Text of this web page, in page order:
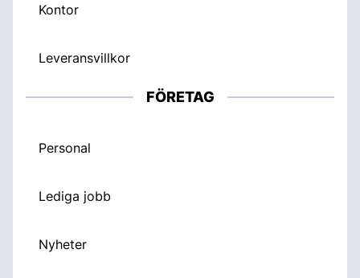
Kontor
Leveransvillkor
FÖRETAG
Personal
Lediga jobb
Nyheter